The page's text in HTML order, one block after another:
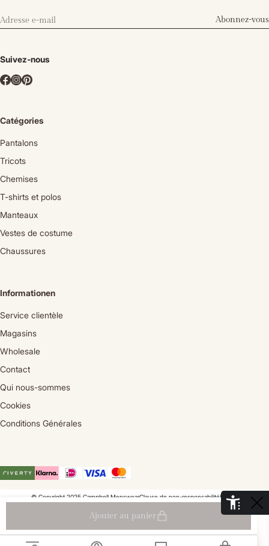
Ajouter au panier
Abonnez-vous
Suivez-nous
Catégories
Pantalons
Tricots
Chemises
T-shirts et polos
Manteaux
Vestes de costume
Chaussures
Informationen
Service clientèle
Magasins
Wholesale
Contact
Qui nous-sommes
Cookies
Conditions Générales
© Copyright 2025 Campbell MenswearClause de non-responsabilitéPrivacy
De Aaldor 13, 4191 PC, Geldermalsen - Pays-Bas